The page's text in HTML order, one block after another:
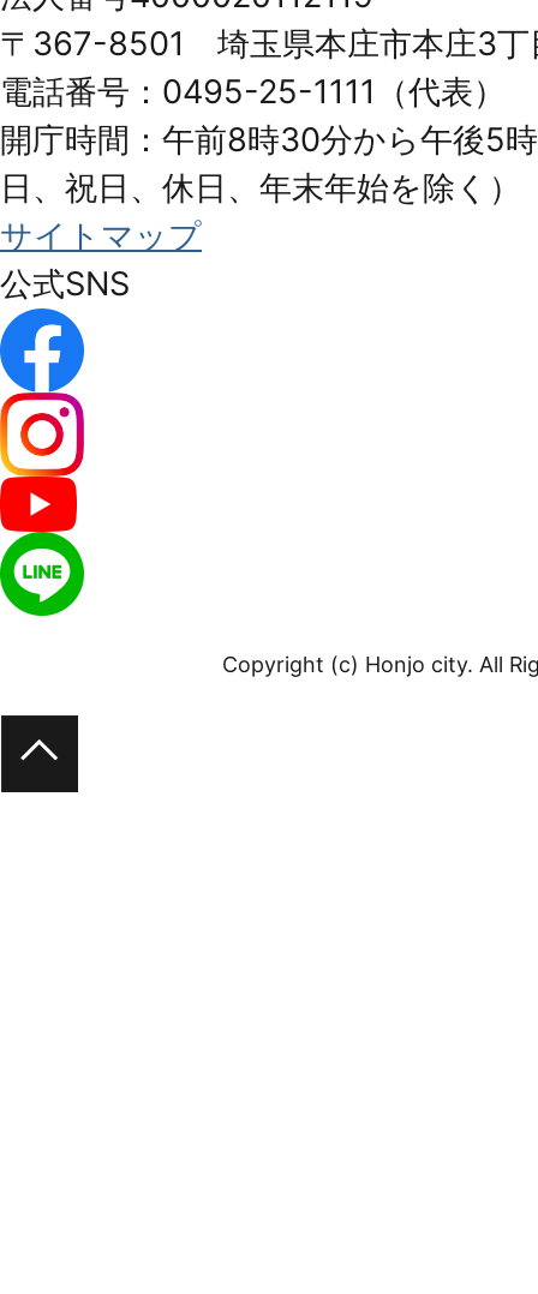
Honjo
City
〒367-8501 埼玉県本庄市本庄3丁
電話番号：0495-25-1111（代表）
開庁時間：午前8時30分から午後5
日、祝日、休日、年末年始を除く）
サイトマップ
公式SNS
Copyright (c) Honjo city. All